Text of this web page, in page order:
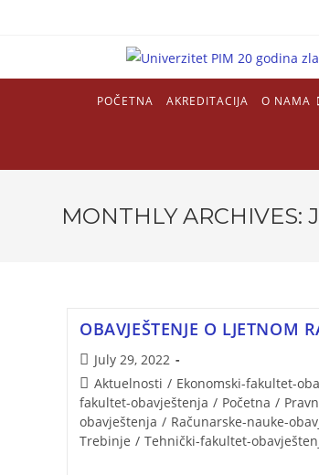
POČETNA AKREDITACIJA O NAMA
MONTHLY ARCHIVES:
OBAVJEŠTENJE O LJETNOM
July 29, 2022
Aktuelnosti / Ekonomski-fakultet-
fakultet-obavještenja / Početna /
obavještenja / Računarske-nauke-
Trebinje / Tehnički-fakultet-